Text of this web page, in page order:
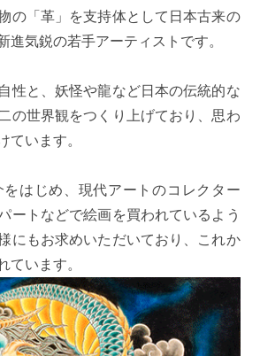
の「革」を支持体として日本古来の
進気鋭の若手アーティストです。
性と、妖怪や龍など日本の伝統的な
の世界観をつくり上げており、思わ
ています。
はじめ、現代アートのコレクター
ートなどで絵画を買われているよう
にもお求めいただいており、これか
ています。